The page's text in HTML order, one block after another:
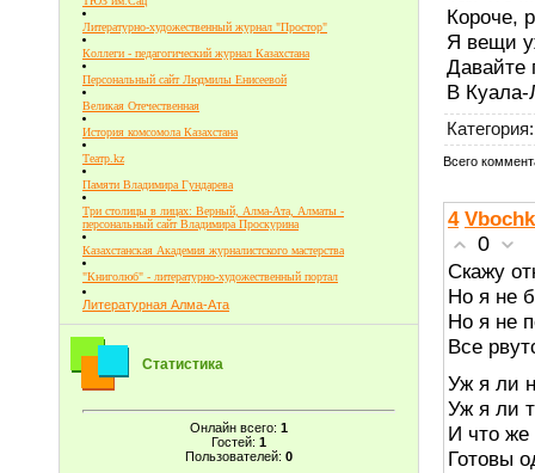
Литературно-художественный журнал "Простор"
Коллеги - педагогический журнал Казахстана
Персональный сайт Людмилы Енисеевой
Великая Отечественная
История комсомола Казахстана
Театр.kz
Памяти Владимира Гундарева
Три столицы в лицах: Верный, Алма-Ата, Алматы -
персональный сайт Владимира Проскурина
Казахстанская Академия журналистского мастерства
"Книголюб" - литературно-художественный портал
Литературная Алма-Ата
Статистика
Онлайн всего: 1
Гостей: 1
Пользователей: 0
Короче,
Я вещи
Давайте
В
Категория:
Всего
4
0
Скажу
Но я не
Но я не
Все
Уж я ли
Уж я ли
И что же
Готовы